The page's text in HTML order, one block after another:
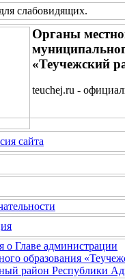
слабовидящих.
Органы
«Теучежский
teuchej.ru -
сайта
Главе администрации
образования
район Республики